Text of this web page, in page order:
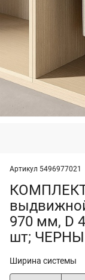
Артикул 5496977021
970 мм, D
шт;
Ширина системы